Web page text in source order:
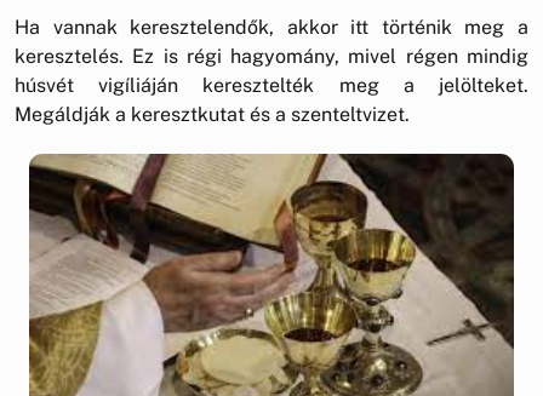
Ha vannak keresztelendők, akkor itt történik meg a
keresztelés. Ez is régi hagyomány, mivel régen mindig
húsvét vigíliáján keresztelték meg a jelölteket.
Megáldják a keresztkutat és a szenteltvizet.